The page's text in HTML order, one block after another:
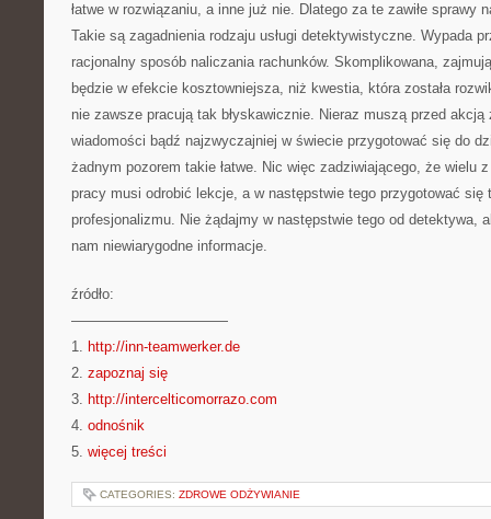
łatwe w rozwiązaniu, a inne już nie. Dlatego za te zawiłe sprawy
Takie są zagadnienia rodzaju usługi detektywistyczne. Wypada
racjonalny sposób naliczania rachunków. Skomplikowana,
będzie w efekcie kosztowniejsza, niż kwestia, która została
nie zawsze pracują tak błyskawicznie. Nieraz muszą przed akcją
wiadomości bądź najzwyczajniej w świecie przygotować się do
żadnym pozorem takie łatwe. Nic więc zadziwiającego, że wielu
pracy musi odrobić lekcje, a w następstwie tego przygotować się
profesjonalizmu. Nie żądajmy w następstwie tego od detektywa,
nam niewiarygodne informacje.
źródło:
———————————
1. http://inn-teamwerker.de
2. zapoznaj się
3. http://intercelticomorrazo.com
4. odnośnik
5. więcej treści
CATEGORIES: ZDROWE ODŻYWIANIE